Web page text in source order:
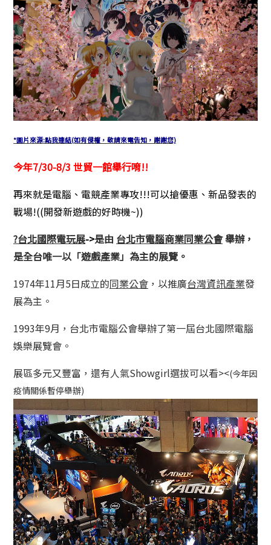
*圖片來源:點我連結(如有侵權，敬請來電告知，謝謝您)
今年7/30-8/3 世貿一館舉行唷!!
再來就是電腦、電競產業專攻!!!可以搶優惠、新品發表的
戰場!((開發新遊戲的好時機~))
?台北國際電玩展->是由 台北市電腦商業同業公會舉辦，
是全台唯一以「遊戲產業」為主的展覽。
1974年11月5日成立的同業公會 ，以推廣台灣資訊產業發
展為主。
1993年9月，台北市電腦公會舉辦了第一屆台北國際電腦
娛樂展覽會。
展區多元又豐富，還有人氣Showgirl選拔可以看><(今年因
疫情關係暫停舉辦)